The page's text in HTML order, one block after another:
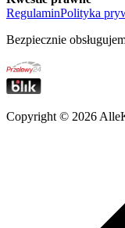
RegulaminPolityka
Bezpiecznie
Copyright © 2026